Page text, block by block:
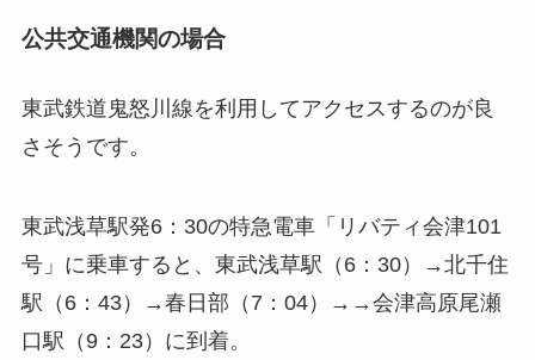
公共交通機関の場合
東武鉄道鬼怒川線を利用してアクセスするのが良
さそうです。
東武浅草駅発6：30の特急電車「リバティ会津101
号」に乗車すると、東武浅草駅（6：30）→北千住
駅（6：43）→春日部（7：04）→→会津高原尾瀬
口駅（9：23）に到着。